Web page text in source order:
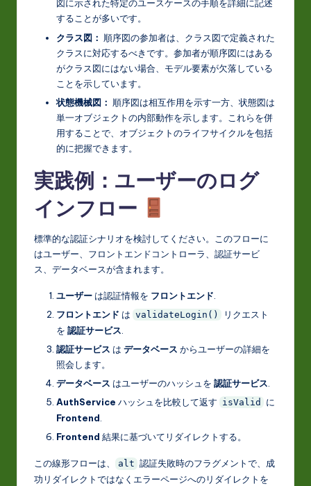
図に示された特定のユースケースの手順を詳細に記述
することが多いです。
クラス図： 順序図の参加者は、クラス図で定義された
クラスに対応するべきです。参加者が順序図にはある
がクラス図にはない場合、モデル要素が欠落している
ことを示しています。
状態機械図： 順序図は相互作用を示す一方、状態図は
単一オブジェクトの内部動作を示します。これらを併
用することで、オブジェクトのライフサイクルを包括
的に把握できます。
実践例：ユーザーのログ
インフロー
標準的な認証シナリオを検討してください。このフローに
はユーザー、フロントエンドコントローラ、認証サービ
ス、データベースが含まれます。
ユーザー は認証情報を フロントエンド
フロントエンド は validateLogin()
リクエスト
を 認証サービス
認証サービス は データベース からユーザーの詳細を
照会します。
データベース はユーザーのハッシュを 認証サービス
AuthService ハッシュを比較して返す isValid
に
Frontend
Frontend 結果に基づいてリダイレクトする。
この線形フローは、 alt 認証失敗時のフラグメントで、成
功リダイレクトではなくエラーページへのリダイレクトを